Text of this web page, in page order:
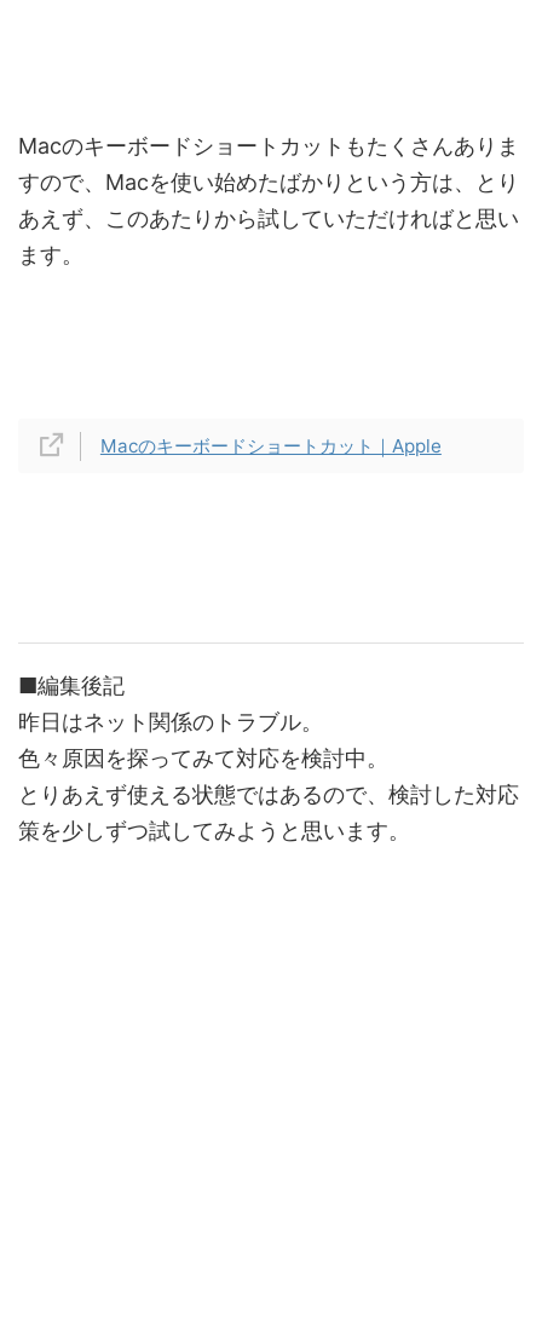
Macのキーボードショートカットもたくさんありま
すので、Macを使い始めたばかりという方は、とり
あえず、このあたりから試していただければと思い
ます。
Macのキーボードショートカット｜Apple
■編集後記
昨日はネット関係のトラブル。
色々原因を探ってみて対応を検討中。
とりあえず使える状態ではあるので、検討した対応
策を少しずつ試してみようと思います。